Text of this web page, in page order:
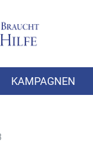
KAMPAGNEN